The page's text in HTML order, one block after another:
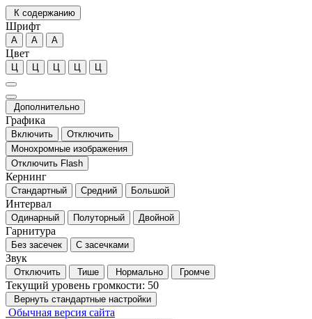
К содержанию
Шрифт
А А А
Цвет
Ц Ц Ц Ц Ц
Дополнительно
Графика
Включить
Отключить
Монохромные изображения
Отключить Flash
Кернинг
Стандартный Средний Большой
Интервал
Одинарный Полуторный Двойной
Гарнитура
Без засечек С засечками
Звук
Отключить Тише Нормально Громче
Текущий уровень громкости: 50
Вернуть стандартные настройки
Обычная версия сайта